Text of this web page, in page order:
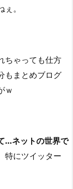
。
ちゃっても仕方
もまとめブログ
ｗ
…ネットの世界で
特にツイッター